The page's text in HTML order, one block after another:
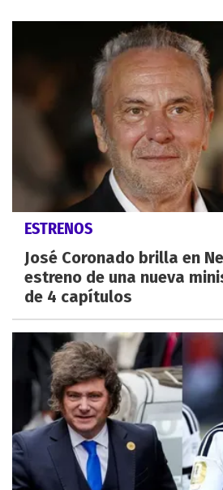
ESTRENOS
José Coronado brilla en
estreno de una nueva
de 4 capítulos